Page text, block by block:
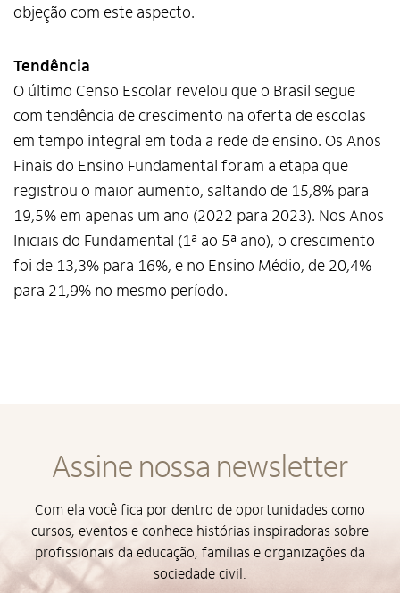
Alto Contraste
Termos de Uso e Política de
Privacidade
objeção com este aspecto.
Tendência
O último Censo Escolar revelou que o Brasil segue
com tendência de crescimento na oferta de escolas
em tempo integral em toda a rede de ensino. Os Anos
Finais do Ensino Fundamental foram a etapa que
registrou o maior aumento, saltando de 15,8% para
19,5% em apenas um ano (2022 para 2023). Nos Anos
Iniciais do Fundamental (1ª ao 5ª ano), o crescimento
foi de 13,3% para 16%, e no Ensino Médio, de 20,4%
para 21,9% no mesmo período.
Assine nossa newsletter
Com ela você fica por dentro de oportunidades como
cursos, eventos e conhece histórias inspiradoras sobre
profissionais da educação, famílias e organizações da
sociedade civil.